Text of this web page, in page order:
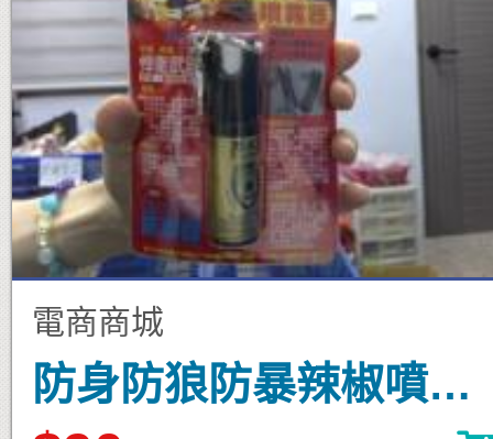
電商商城
防身防狼防暴辣椒噴霧器